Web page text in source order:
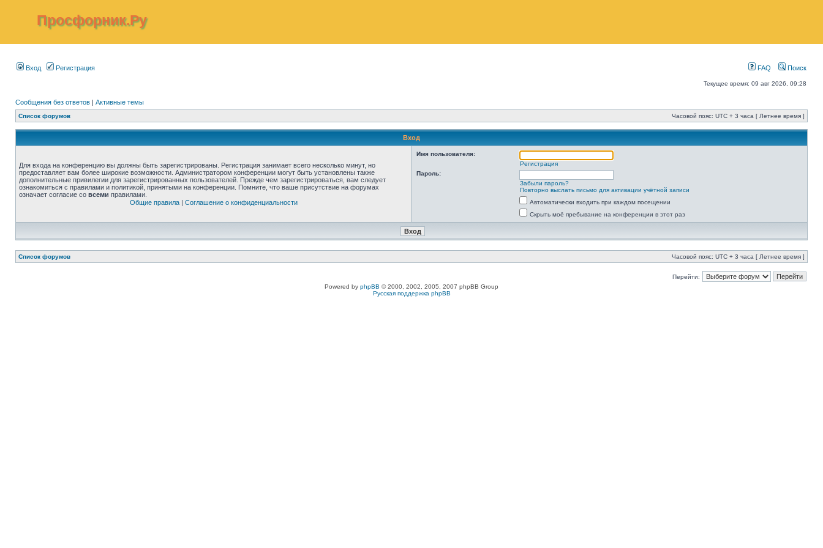
Просфорник.Ру
Вход Регистрация FAQ Поиск
Текущее время: 09 авг 2026, 09:28
Сообщения без ответов | Активные темы
Список форумов Часовой пояс: UTC + 3 часа [ Летнее время ]
Вход
Для входа на конференцию вы должны быть зарегистрированы. Регистрация занимает всего несколько минут, но
предоставляет вам более широкие возможности. Администратором конференции могут быть установлены также
дополнительные привилегии для зарегистрированных пользователей. Прежде чем зарегистрироваться, вам следует
ознакомиться с правилами и политикой, принятыми на конференции. Помните, что ваше присутствие на форумах
означает согласие со всеми правилами.
Общие правила| Соглашение о конфиденциальности
Имя пользователя:
Регистрация
Пароль:
Забыли пароль?
Повторно выслать письмо для активации учётной записи
Автоматически входить при каждом посещении
Скрыть моё пребывание на конференции в этот раз
Список форумов Часовой пояс: UTC + 3 часа [ Летнее время ]
Перейти:
Powered by phpBB © 2000, 2002, 2005, 2007 phpBB Group
Русская поддержка phpBB